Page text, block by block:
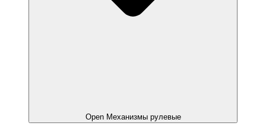
Open Механизмы рулевые